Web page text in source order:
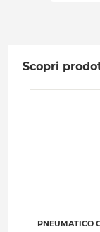
Scopri
PNEUMATICO